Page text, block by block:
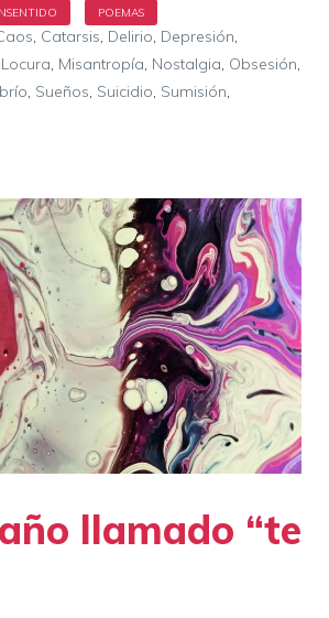
, Catarsis, Delirio, Depresión,
Locura, Misantropía, Nostalgia, Obsesión,
, Sueños, Suicidio, Sumisión,
llamado “te